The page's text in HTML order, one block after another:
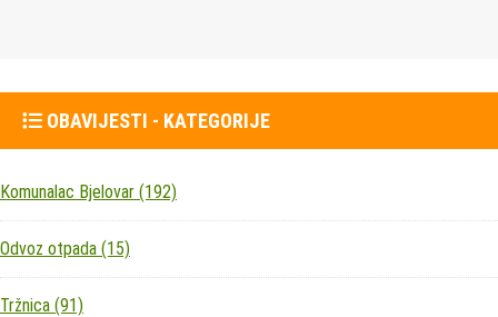
OBAVIJESTI - KATEGORIJE
Komunalac Bjelovar (192)
Odvoz otpada (15)
Tržnica (91)